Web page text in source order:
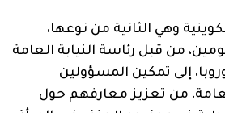
وهي الثانية من نوعها،
من قبل رئاسة النيابة العامة
إلى تمكين المسؤولين
من تعزيز معارفهم حول